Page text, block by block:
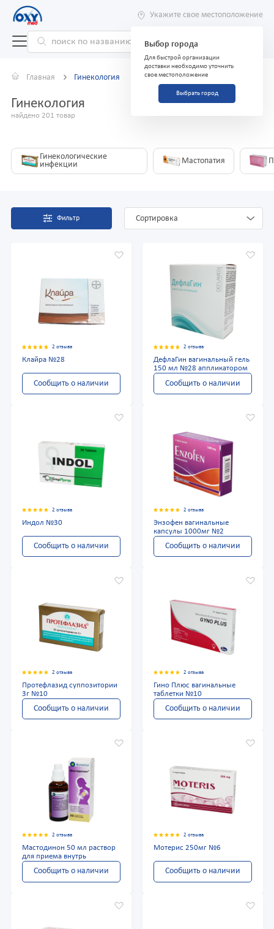
Укажите свое местоположение
Выбор города
Для быстрой организации
доставки необходимо уточнить
свое местоположение
Выбрать город
Главная Гинекология
Гинекология
найдено 201 товар
Гинекологические
инфекции
Мастопатия
Фильтр Сортировка
2 отзыва
Клайра №28
Сообщить о наличии
2 отзыва
ДефлаГин вагинальный гель
150 мл №28 аппликатором
Сообщить о наличии
2 отзыва
Индол №30
Сообщить о наличии
2 отзыва
Энзофен вагинальные
капсулы 1000мг №2
Сообщить о наличии
2 отзыва
Протефлазид суппозитории
3г №10
Сообщить о наличии
2 отзыва
Гино Плюс вагинальные
таблетки №10
Сообщить о наличии
2 отзыва
Мастодинон 50 мл раствор
для приема внутрь
Сообщить о наличии
2 отзыва
Мотерис 250мг №6
Сообщить о наличии